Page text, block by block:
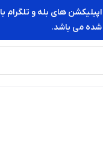
های بله و تلگرام
می باشد.